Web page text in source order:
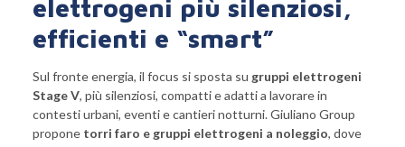
elettrogeni più silenziosi,
efficienti e “smart”
Sul fronte energia, il focus si sposta su gruppi elettrogeni
Stage V, più silenziosi, compatti e adatti a lavorare in
contesti urbani, eventi e cantieri notturni. Giuliano Group
propone torri faro e gruppi elettrogeni a noleggio, dove